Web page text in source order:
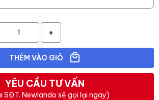
+
THÊM VÀO GIỎ
YÊU CẦU TƯ VẤN
SĐT. Newlando sẽ gọi lại ngay)